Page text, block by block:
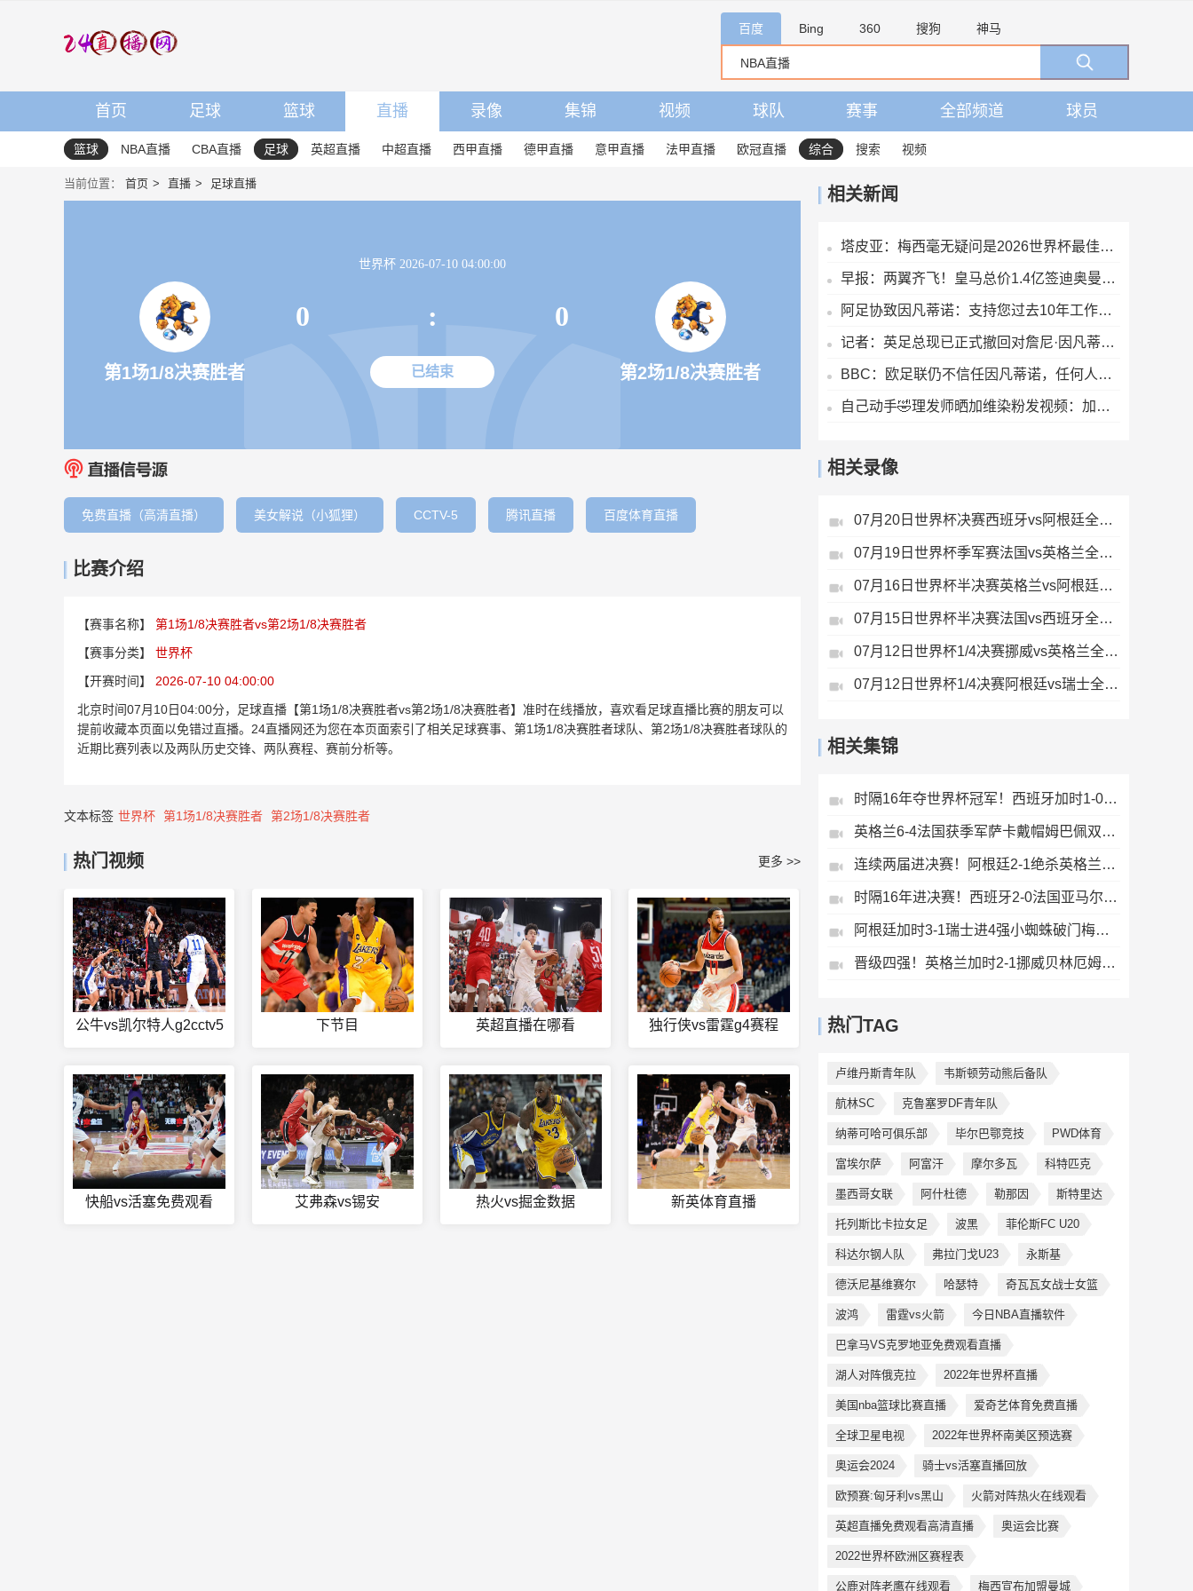
百度 Bing 360 搜狗 神马
首页 足球 篮球 直播 录像 集锦 视频 球队 赛事 全部频道 球员
篮球 NBA直播 CBA直播 足球 英超直播 中超直播 西甲直播 德甲直播 意甲直播 法甲直播 欧冠直播 综合 搜索 视频
当前位置： 首页 直播 足球直播
世界杯 2026-07-10 04:00:00
第1场1/8决赛胜者
0 : 0
已结束 第2场1/8决赛胜者
免费直播（高清直播） 美女解说（小狐狸） CCTV-5 腾讯直播 百度体育直播
比赛介绍
【赛事名称】
第1场1/8决赛胜者vs第2场1/8决赛胜者
【赛事分类】
世界杯
【开赛时间】
2026-07-10 04:00:00
北京时间07月10日04:00分，足球直播【第1场1/8决赛胜者vs第2场1/8决赛胜者】准时在线播放，喜欢看足球直播比赛的朋友可以
提前收藏本页面以免错过直播。24直播网还为您在本页面索引了相关足球赛事、第1场1/8决赛胜者球队、第2场1/8决赛胜者球队的
近期比赛列表以及两队历史交锋、两队赛程、赛前分析等。
文本标签 世界杯 第1场1/8决赛胜者 第2场1/8决赛胜者
热门视频 更多 >>
公牛vs凯尔特人g2cctv5 下节目 英超直播在哪看 独行侠vs雷霆g4赛程
快船vs活塞免费观看 艾弗森vs锡安 热火vs掘金数据 新英体育直播
相关新闻
塔皮亚：梅西毫无疑问是2026世界杯最佳，国家队大门永远为他敞开
早报：两翼齐飞！皇马总价1.4亿签迪奥曼德，续约维尼修斯至2032
阿足协致因凡蒂诺：支持您过去10年工作，由您继续领导是正确道路
记者：英足总现已正式撤回对詹尼·因凡蒂诺的支持
BBC：欧足联仍不信任因凡蒂诺，任何人或机构为他辩护都无济于事
自己动手🤣理发师晒加维染粉发视频：加维亲自推头发💇‍♀️
相关录像
07月20日世界杯决赛西班牙vs阿根廷全场录像
07月19日世界杯季军赛法国vs英格兰全场录像
07月16日世界杯半决赛英格兰vs阿根廷全场录像
07月15日世界杯半决赛法国vs西班牙全场录像
07月12日世界杯1/4决赛挪威vs英格兰全场录像
07月12日世界杯1/4决赛阿根廷vs瑞士全场录像
相关集锦
时隔16年夺世界杯冠军！西班牙加时1-0阿根廷费兰制胜恩佐染红
英格兰6-4法国获季军萨卡戴帽姆巴佩双响创纪录奥利塞2助+失良机
连续两届进决赛！阿根廷2-1绝杀英格兰劳塔罗恩佐破门梅西两助攻
时隔16年进决赛！西班牙2-0法国亚马尔造点奥亚萨瓦尔、波罗破门
阿根廷加时3-1瑞士进4强小蜘蛛破门梅西助攻麦卡恩博洛假摔染红
晋级四强！英格兰加时2-1挪威贝林厄姆连场双响谢尔德鲁普破门
热门TAG
卢维丹斯青年队 韦斯顿劳动熊后备队
航林SC 克鲁塞罗DF青年队
纳蒂可哈可俱乐部 毕尔巴鄂竞技 PWD体育
富埃尔萨 阿富汗 摩尔多瓦 科特匹克
墨西哥女联 阿什杜德 勒那因 斯特里达
托列斯比卡拉女足 波黑 菲伦斯FC U20
科达尔钢人队 弗拉门戈U23 永斯基
德沃尼基维赛尔 哈瑟特 奇瓦瓦女战士女篮
波鸿 雷霆vs火箭 今日NBA直播软件
巴拿马VS克罗地亚免费观看直播
湖人对阵俄克拉 2022年世界杯直播
美国nba篮球比赛直播 爱奇艺体育免费直播
全球卫星电视 2022年世界杯南美区预选赛
奥运会2024 骑士vs活塞直播回放
欧预赛:匈牙利vs黑山 火箭对阵热火在线观看
英超直播免费观看高清直播 奥运会比赛
2022世界杯欧洲区赛程表
公鹿对阵老鹰在线观看 梅西宣布加盟曼城